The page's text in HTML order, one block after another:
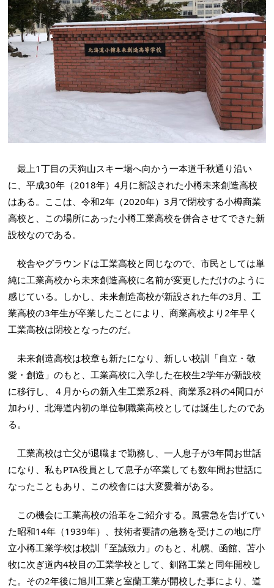
最上1丁目の天狗山スキー場へ向かう一本道千秋通り沿い
に、平成30年（2018年）4月に新設された小樽未来創造高校
はある。ここは、令和2年（2020年）3月で閉校する小樽商業
高校と、この場所にあった小樽工業高校を併合させてできた新
設校なのである。
校舎やグラウンドは工業高校と同じなので、市民としては単
純に工業高校から未来創造高校に名前が変更しただけのように
感じている。しかし、未来創造高校が新設された年の3月、工
業高校の3年生が卒業したことにより、商業高校より2年早く
工業高校は閉校となったのだ。
未来創造高校は校章も新たになり、新しい校訓「自立・敬
愛・創造」のもと、工業高校に入学した在校生2学年が新設校
に移行し、４月からの新入生工業系2科、商業系2科の4間口が
加わり、北海道内初の単位制職業高校としては誕生したのであ
る。
工業高校は亡父が退職まで勤務し、一人息子が3年間お世話
になり、私もPTA役員として息子が卒業しても数年間お世話に
なったこともあり、この校舎には大変愛着がある。
この機会に工業高校の沿革をご紹介する。風雲急を告げてい
た昭和14年（1939年）、技術者要請の急務を受けこの地に庁
立小樽工業学校は校訓「至誠致力」のもと、札幌、函館、苫小
牧に次ぎ道内4校目の工業学校として、釧路工業と同年開校し
た。その2年後に旭川工業と室蘭工業が開校した事により、道